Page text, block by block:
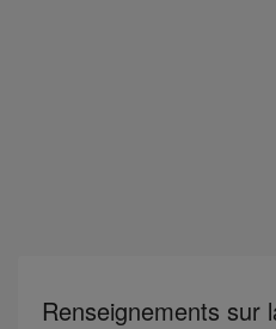
Renseignements sur